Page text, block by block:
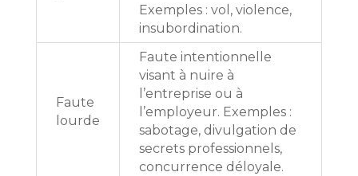
Exemples : vol, violence,
insubordination.
Faute
lourde
Faute intentionnelle
visant à nuire à
l’entreprise ou à
l’employeur. Exemples :
sabotage, divulgation de
secrets professionnels,
concurrence déloyale.